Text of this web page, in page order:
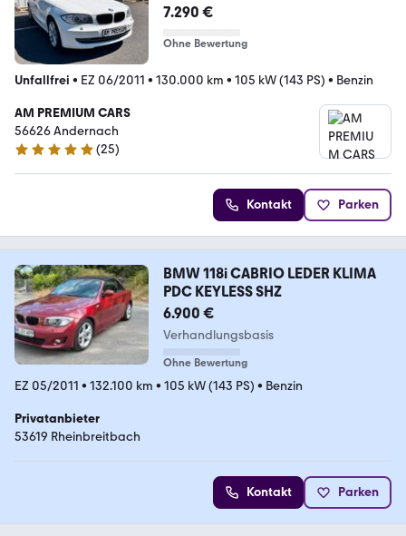
7.290 €
Ohne Bewertung
Unfallfrei • EZ 06/2011 • 130.000 km • 105 kW (143 PS) • Benzin
AM PREMIUM CARS
56626 Andernach
4.9 Sterne
(25)
Kontakt Parken
BMW 118i CABRIO LEDER KLIMA
PDC KEYLESS SHZ
6.900 €
Verhandlungsbasis
Ohne Bewertung
EZ 05/2011 • 132.100 km • 105 kW (143 PS) • Benzin
Privatanbieter
53619 Rheinbreitbach
Kontakt Parken